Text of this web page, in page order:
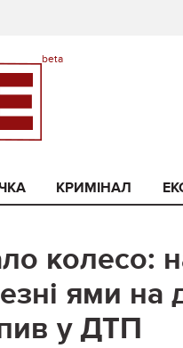
КРИМІНАЛ
колесо:
ями на
у ДТП